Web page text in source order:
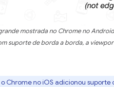
mostrada no Chrome no
suporte de borda a borda, a
o Chrome no iOS adicionou